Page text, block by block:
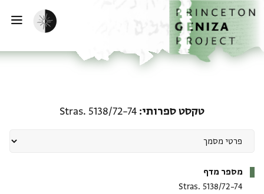
דילוג לתוכן
דף הבית
הפעלת מצב כהה
טקסט ספרותי Stras. 5138/72–74
מספר מדף
Stras. 5138/72–74